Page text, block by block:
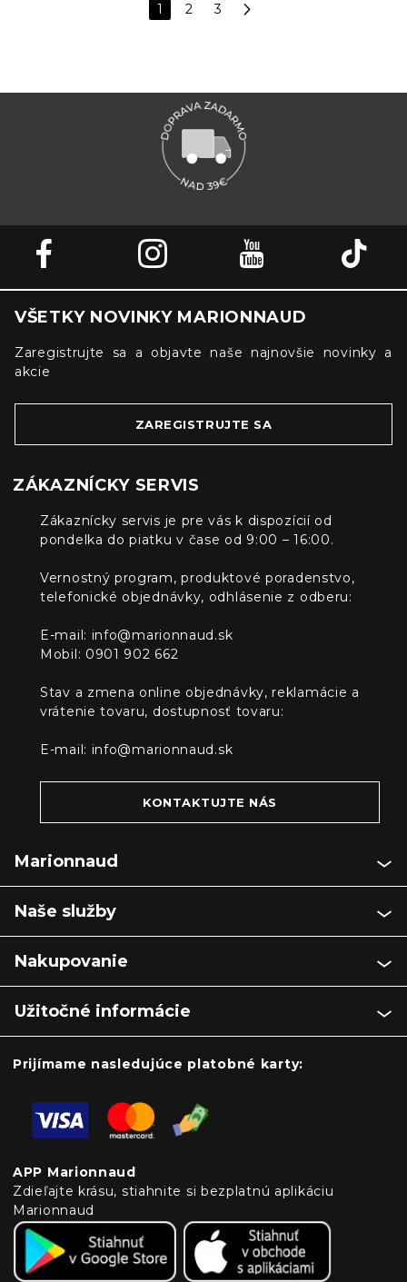
1 2 3
VŠETKY NOVINKY MARIONNAUD
Zaregistrujte sa a objavte naše najnovšie novinky a
akcie
ZAREGISTRUJTE SA
ZÁKAZNÍCKY SERVIS
Zákaznícky servis je pre vás k dispozícií od
pondelka do piatku v čase od 9:00 – 16:00.
Vernostný program, produktové poradenstvo,
telefonické objednávky, odhlásenie z odberu:
E-mail: info@marionnaud.sk
Mobil: 0901 902 662
Stav a zmena online objednávky, reklamácie a
vrátenie tovaru, dostupnosť tovaru:
E-mail: info@marionnaud.sk
KONTAKTUJTE NÁS
Marionnaud
Naše služby
Nakupovanie
Užitočné informácie
Prijímame nasledujúce platobné karty:
APP Marionnaud
Zdieľajte krásu, stiahnite si bezplatnú aplikáciu
Marionnaud